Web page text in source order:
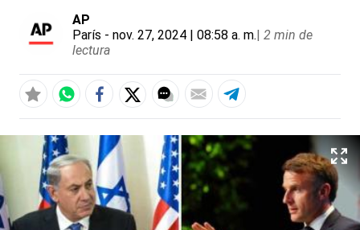
AP
París - nov. 27, 2024 | 08:58 a. m.| 2 min de
lectura